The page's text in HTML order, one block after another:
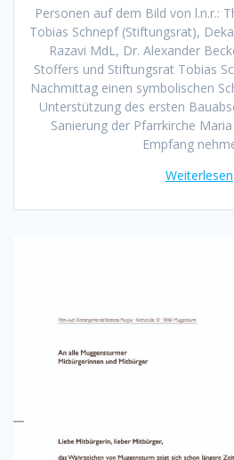
Personen auf dem Bild von l.n.r.:
Tobias Schnepf (Stiftungsrat),
Razavi MdL, Dr. Alexander
Stoffers und Stiftungsrat Tobias
Nachmittag einen symbolischen
Unterstützung des ersten
Sanierung der Pfarrkirche
Empfang
Weiterlesen